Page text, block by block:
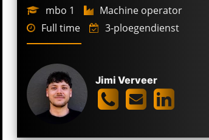
mbo 1
Machine operator
Full time
3-ploegendienst
Jimi Verveer